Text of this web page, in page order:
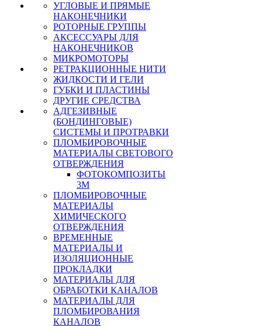
УГЛОВЫЕ И ПРЯМЫЕ
НАКОНЕЧНИКИ
РОТОРНЫЕ ГРУППЫ
АКСЕССУАРЫ ДЛЯ
НАКОНЕЧНИКОВ
МИКРОМОТОРЫ
РЕТРАКЦИОННЫЕ НИТИ
ЖИДКОСТИ И ГЕЛИ
ГУБКИ И ПЛАСТИНЫ
ДРУГИЕ СРЕДСТВА
АДГЕЗИВНЫЕ
(БОНДИНГОВЫЕ)
СИСТЕМЫ И ПРОТРАВКИ
ПЛОМБИРОВОЧНЫЕ
МАТЕРИАЛЫ СВЕТОВОГО
ОТВЕРЖДЕНИЯ
ФОТОКОМПОЗИТЫ
3М
ПЛОМБИРОВОЧНЫЕ
МАТЕРИАЛЫ
ХИМИЧЕСКОГО
ОТВЕРЖДЕНИЯ
ВРЕМЕННЫЕ
МАТЕРИАЛЫ И
ИЗОЛЯЦИОННЫЕ
ПРОКЛАДКИ
МАТЕРИАЛЫ ДЛЯ
ОБРАБОТКИ КАНАЛОВ
МАТЕРИАЛЫ ДЛЯ
ПЛОМБИРОВАНИЯ
КАНАЛОВ